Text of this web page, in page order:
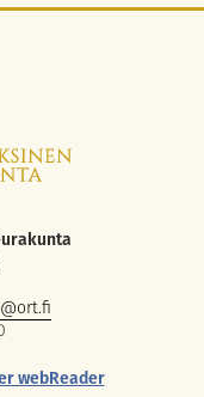
webReader